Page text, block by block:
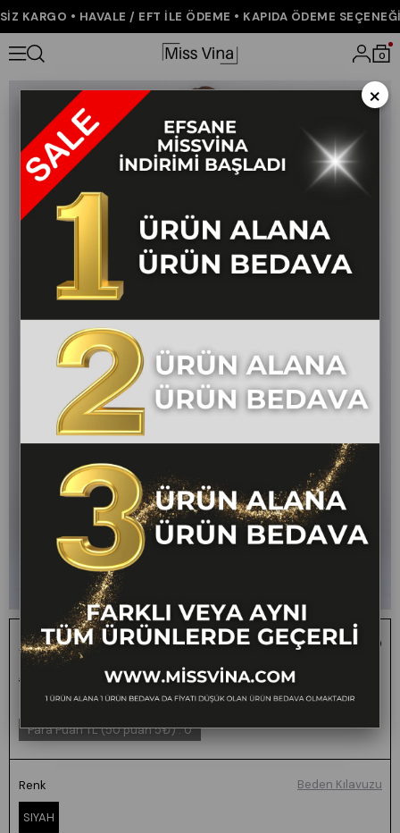
KARGO • HAVALE / EFT İLE ÖDEME • KAPIDA ÖDEME SEÇENEĞİ
0
Anasayfa ÇOK SATANLAR Alviera Paraşüt Kumaş Bilek Boy
Alviera Paraşüt Kumaş Bilek Boy Pantolon
₺2.400,00 ₺1.199,00 50 1 ALANA 1 BEDAVA -
FARKLI VEYA AYNI TÜM
ÜRÜNLERDE GEÇERLİ
Para Puan TL (50 puan 5₺):0
Renk
SIYAH
Beden Kılavuzu
×